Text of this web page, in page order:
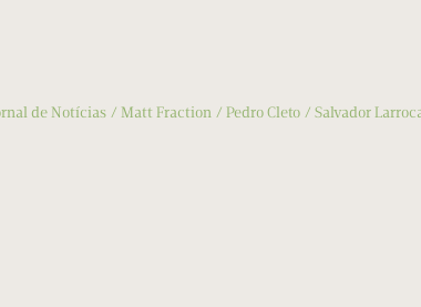
de Notícias Matt Fraction Pedro Cleto Salvador